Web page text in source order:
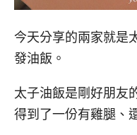
今天分享的兩家就是
發油飯。
太子油飯是剛好朋友
得到了一份有雞腿、